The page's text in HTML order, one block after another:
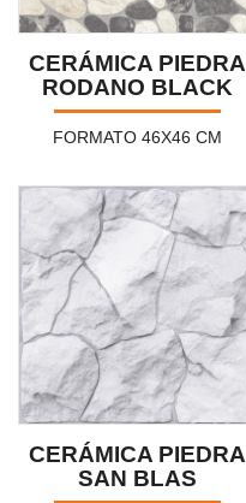
CERÁMICA PIEDRA
RODANO BLACK
FORMATO 46X46 CM
CERÁMICA PIEDRA
SAN BLAS